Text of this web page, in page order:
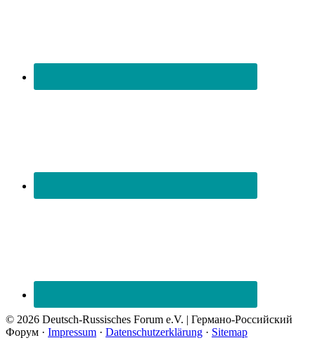
© 2026 Deutsch-Russisches Forum e.V. | Германо-Российский
Форум · Impressum · Datenschutzerklärung · Sitemap